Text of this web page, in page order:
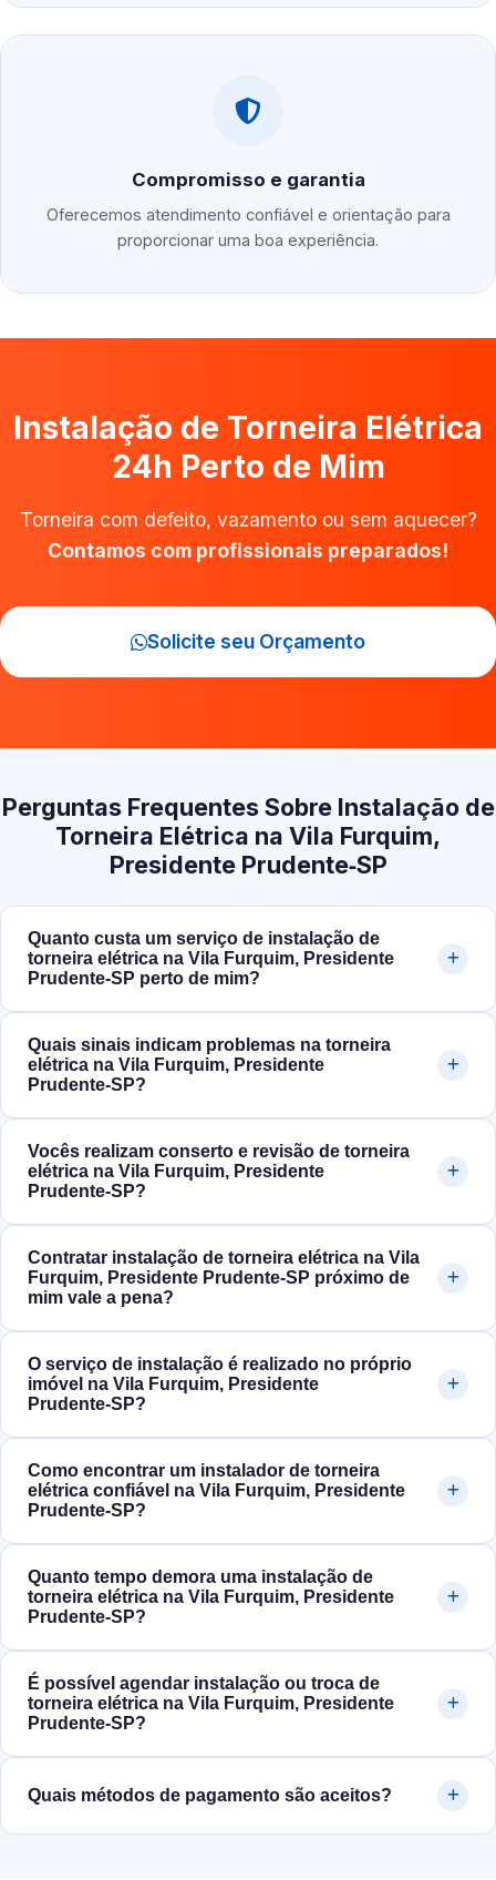
Compromisso e garantia
Oferecemos atendimento confiável e orientação para
proporcionar uma boa experiência.
Instalação de Torneira Elétrica
24h Perto de Mim
Torneira com defeito, vazamento ou sem aquecer?
Contamos com profissionais preparados!
Solicite seu Orçamento
Perguntas Frequentes Sobre Instalação de
Torneira Elétrica na Vila Furquim,
Presidente Prudente‑SP
Quanto custa um serviço de instalação de
torneira elétrica na Vila Furquim, Presidente
Prudente‑SP perto de mim?
Quais sinais indicam problemas na torneira
elétrica na Vila Furquim, Presidente
Prudente‑SP?
Vocês realizam conserto e revisão de torneira
elétrica na Vila Furquim, Presidente
Prudente‑SP?
Contratar instalação de torneira elétrica na Vila
Furquim, Presidente Prudente‑SP próximo de
mim vale a pena?
O serviço de instalação é realizado no próprio
imóvel na Vila Furquim, Presidente
Prudente‑SP?
Como encontrar um instalador de torneira
elétrica confiável na Vila Furquim, Presidente
Prudente‑SP?
Quanto tempo demora uma instalação de
torneira elétrica na Vila Furquim, Presidente
Prudente‑SP?
É possível agendar instalação ou troca de
torneira elétrica na Vila Furquim, Presidente
Prudente‑SP?
Quais métodos de pagamento são aceitos?